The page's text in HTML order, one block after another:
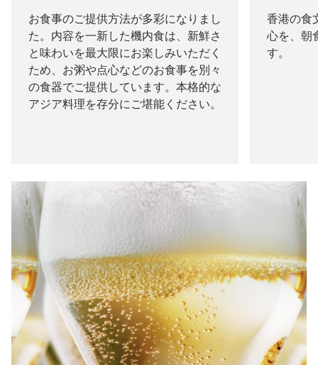
お食事のご提供方法が多彩になりまし
た。内容を一新した機内食は、新鮮さ
と味わいを最大限にお楽しみいただく
ため、お粥や点心などのお食事を別々
の食器でご提供しています。本格的な
アジア料理を存分にご堪能ください。
香港の食
心を、朝
す。